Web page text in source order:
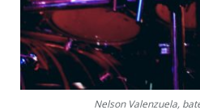
Nelson Valenzuela,